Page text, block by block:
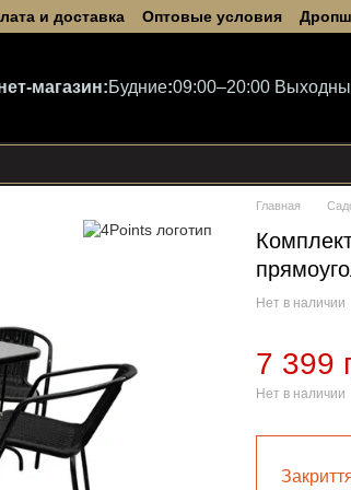
и доставка Оптовые условия
магазин:Будние:09:00–20:00
Главная
Нет в наличии
7 399
Нет в наличии